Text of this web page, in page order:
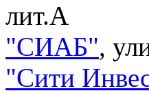
лит.А
"СИАБ",
"Сити